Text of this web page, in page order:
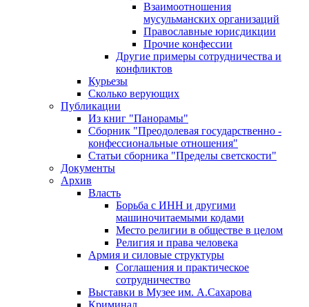
Взаимоотношения
мусульманских организаций
Православные юрисдикции
Прочие конфессии
Другие примеры сотрудничества и
конфликтов
Курьезы
Сколько верующих
Публикации
Из книг "Панорамы"
Сборник "Преодолевая государственно -
конфессиональные отношения"
Статьи сборника "Пределы светскости"
Документы
Архив
Власть
Борьба с ИНН и другими
машиночитаемыми кодами
Место религии в обществе в целом
Религия и права человека
Армия и силовые структуры
Соглашения и практическое
сотрудничество
Выставки в Музее им. А.Сахарова